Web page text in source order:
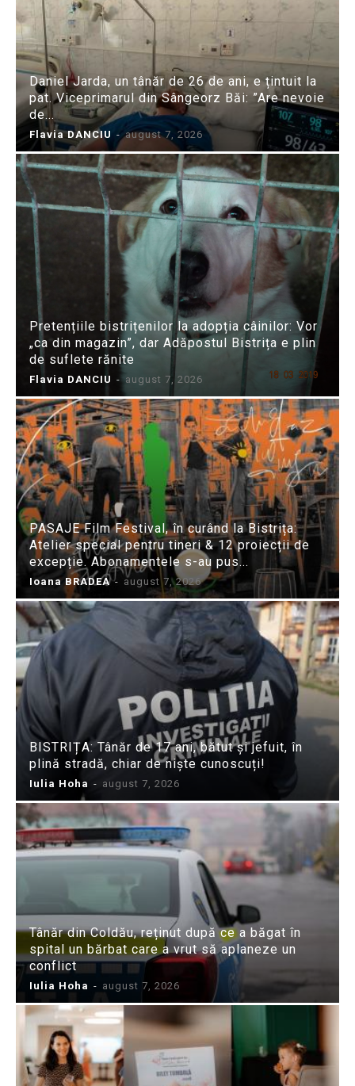
Daniel Jarda, un tânăr de 26 de ani, e țintuit la
pat. Viceprimarul din Sângeorz Băi: ”Are nevoie
de...
Flavia DANCIU - august 7, 2026
Pretențiile bistrițenilor la adopția câinilor: Vor
„ca din magazin”, dar Adăpostul Bistrița e plin
de suflete rănite
Flavia DANCIU - august 7, 2026
PASAJE Film Festival, în curând la Bistrița:
Atelier special pentru tineri & 12 proiecții de
excepție. Abonamentele s-au pus...
Ioana BRADEA - august 7, 2026
BISTRIȚA: Tânăr de 17 ani, bătut și jefuit, în
plină stradă, chiar de niște cunoscuți!
Iulia Hoha - august 7, 2026
Tânăr din Coldău, reținut după ce a băgat în
spital un bărbat care a vrut să aplaneze un
conflict
Iulia Hoha - august 7, 2026